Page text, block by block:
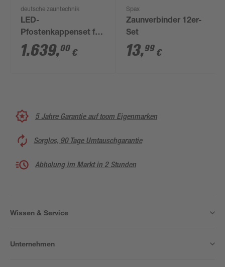
deutsche zauntechnik
LED-
Pfostenkappenset für
Zaunpfosten inklusive
Trafo anthrazit 6 x 4
1.639,00 €
Spax
Zaunverbinder 12er-
Set
13,99 €
5 Jahre Garantie auf toom Eigenmarken
Sorglos, 90 Tage Umtauschgarantie
Abholung im Markt in 2 Stunden
Wissen & Service
Unternehmen